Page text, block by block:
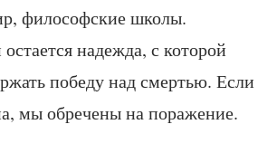
философские школы.
надежда, с которой
победу над смертью. Если
мы обречены на поражение.